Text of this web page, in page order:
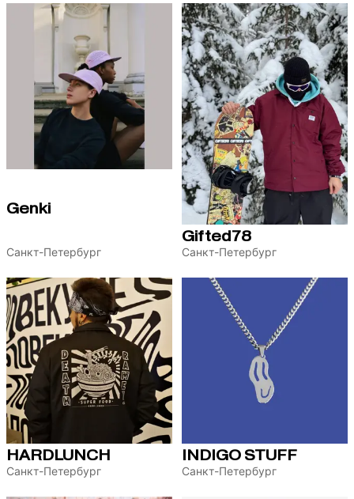
Genki
Санкт-Петербург
Gifted78
Санкт-Петербург
HARDLUNCH
Санкт-Петербург
INDIGO STUFF
Санкт-Петербург